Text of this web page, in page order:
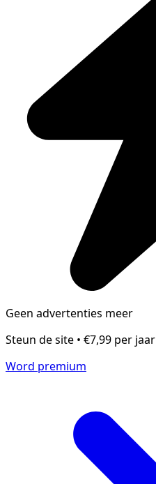
Geen advertenties meer
Steun de site • €7,99 per jaar
Word premium